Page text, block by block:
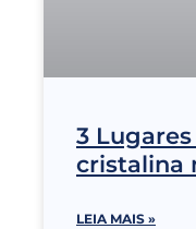
3
cristalina
LEIA MAIS »